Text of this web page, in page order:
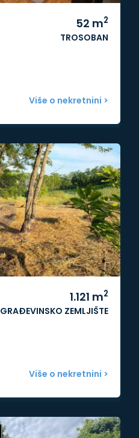
52 m2
TROSOBAN
Više o nekretnini >
1.121 m2
GRAĐEVINSKO ZEMLJIŠTE
Više o nekretnini >